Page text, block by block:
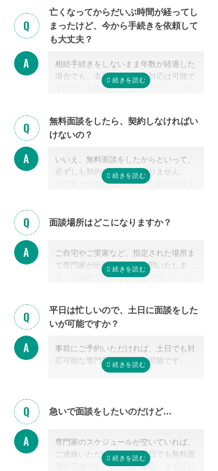
は、自宅近くに事務所があるかではな
く、その士業が相続税に強いかどうかだ
からです。
の必修科目でないことから資格試験を取
る時に選択していない人にとっては専門
外となります。
も大切だと言えます。
なお自宅から離れた専門家をご紹介した
等まで出張費無料で訪問可能ですのでご
安心ください。
亡くなってからだいぶ時間が経ってし
まったけど、今から手続きを依頼して
も大丈夫？
相続手続きをしないまま年数が経過した
場合でも、名義変更などの対応は可能で
すので、お気軽にご相談ください。（※
無料面談をしたら、契約しなければい
けないの？
いいえ、無料面談をしたからといって、
必ずしも契約する必要はありません。
専門家との無料面談では、お客様の状況
提示させて頂きます。
こく営業するようなことはありませんの
でご安心ください。
面談場所はどこになりますか？
ご自宅やご実家など、指定された場所ま
で専門家が出張費無料で訪問いたしま
す。ご高齢で外出が困難な方がいらっし
を使ったオンライン面談にも対応可能で
す。（一部士業を除く）
までご希望の方法をお申し付けくださ
い。
平日は忙しいので、土日に面談をした
いが可能ですか？
事前にご予約いただければ、土日でも対
応可能な専門家のご紹介が可能です。
急いで面談をしたいのだけど…
専門家のスケジュールが空いていれば、
ご連絡いただいた当日や翌日でも無料面
談が可能です。お急ぎの場合、まずはお